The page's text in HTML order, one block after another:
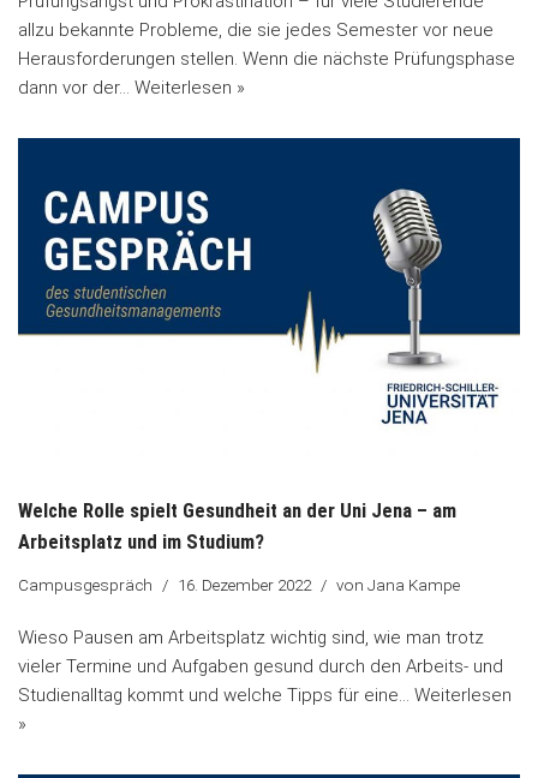
allzu bekannte Probleme, die sie jedes Semester vor neue
Herausforderungen stellen. Wenn die nächste Prüfungsphase
dann vor der… Weiterlesen »
Welche Rolle spielt Gesundheit an der Uni Jena – am
Arbeitsplatz und im Studium?
Campusgespräch 16. Dezember 2022 von Jana Kampe
Wieso Pausen am Arbeitsplatz wichtig sind, wie man trotz
vieler Termine und Aufgaben gesund durch den Arbeits- und
Studienalltag kommt und welche Tipps für eine… Weiterlesen
»